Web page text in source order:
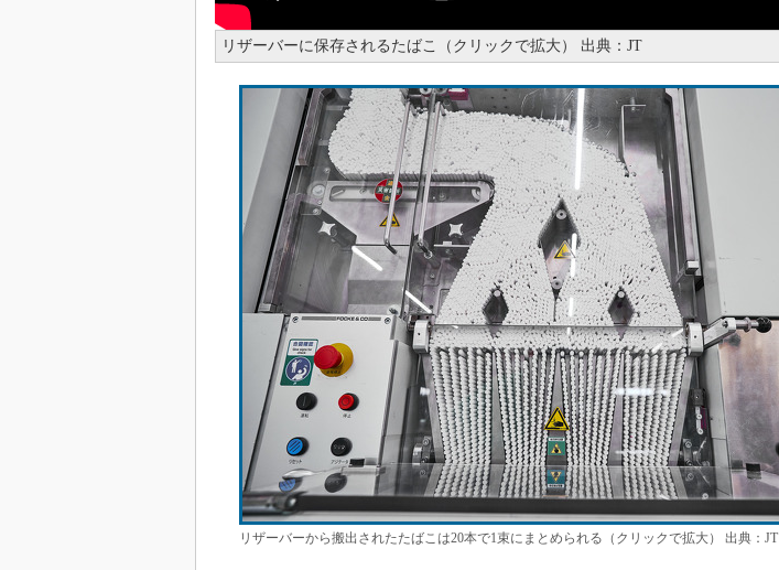
リザーバーに保存されるたばこ（クリックで拡大） 出典：JT
リザーバーから搬出されたたばこは20本で1束にまとめられる（クリックで拡大） 出典：JT